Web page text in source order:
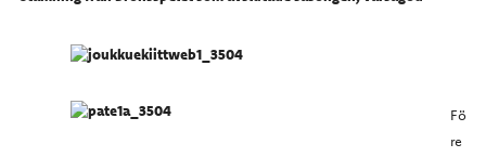
Fö
re